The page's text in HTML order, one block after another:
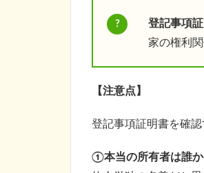
登記事項
家の権利
【注意点】
登記事項証明書を確
①本当の所有者は誰か